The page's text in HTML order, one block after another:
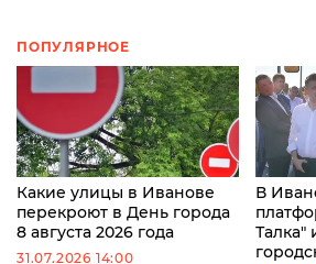
ПОПУЛЯРНОЕ
Какие улицы в Иванове
перекроют в День города
8 августа 2026 года
31.07.2026 14:00
В
Талка"